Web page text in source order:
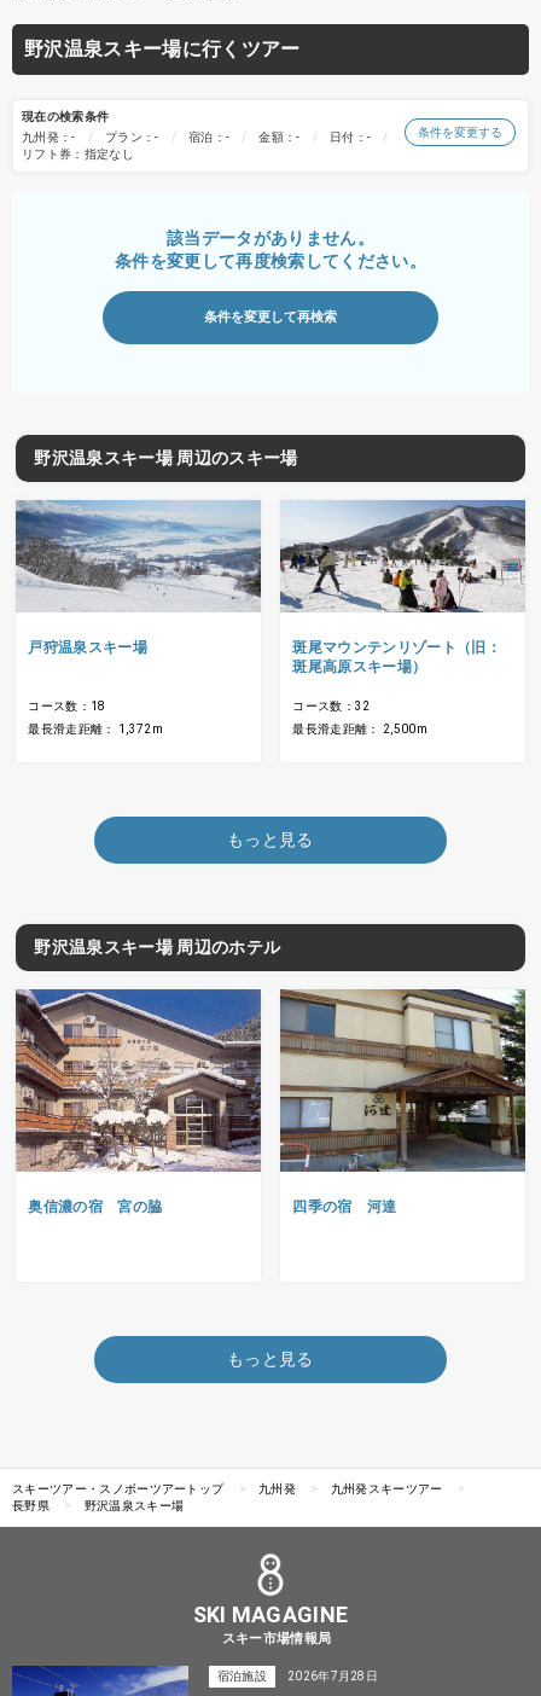
野沢温泉スキー場に行くツアー
現在の検索条件
九州発：-
プラン：- 宿泊：- 金額：-
日付：-
リフト券：指定なし
条件を変更する
該当データがありません。
条件を変更して再度検索してください。
条件を変更して再検索
野沢温泉スキー場 周辺のスキー場
戸狩温泉スキー場
コース数：18
最長滑走距離： 1,372m
斑尾マウンテンリゾート（旧：
斑尾高原スキー場）
コース数：32
最長滑走距離： 2,500m
もっと見る
野沢温泉スキー場 周辺のホテル
奥信濃の宿 宮の脇 四季の宿 河達
もっと見る
スキーツアー・スノボーツアートップ 九州発
九州発スキーツアー
長野県
野沢温泉スキー場
SKI MAGAGINE
スキー市場情報局
宿泊施設 2026年7月28日